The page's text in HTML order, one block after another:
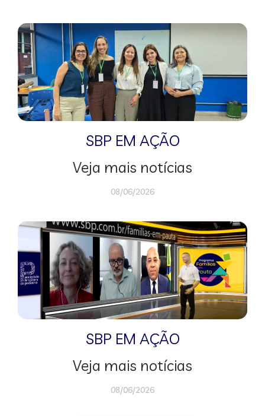
SBP EM AÇÃO
Veja mais notícias
08/06/2026
SBP EM AÇÃO
Veja mais notícias
08/06/2026